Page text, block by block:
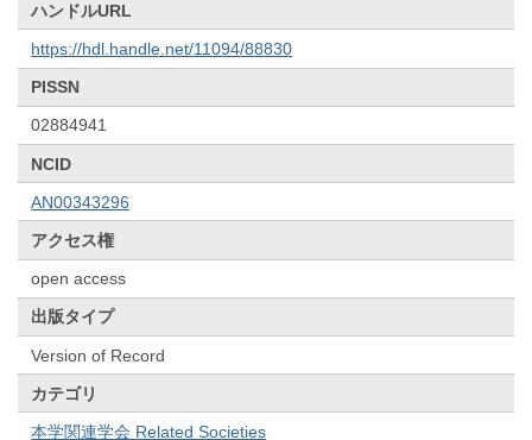
ハンドルURL
https://hdl.handle.net/11094/88830
PISSN
02884941
NCID
AN00343296
アクセス権
open access
出版タイプ
Version of Record
カテゴリ
本学関連学会 Related Societies